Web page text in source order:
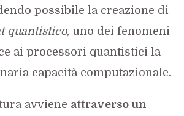
possibile la creazione di
quantistico, uno dei fenomeni
ai processori quantistici la
capacità computazionale.
avviene attraverso un